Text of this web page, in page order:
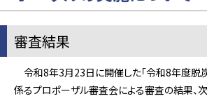
審査結果
令和8年3月23日に開催した「令和8年度脱
係るプロポーザル審査会による審査の結果、